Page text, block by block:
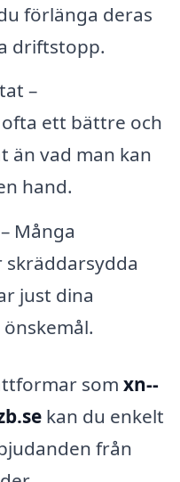
förlänga deras
driftstopp.
–
ett bättre och
än vad man kan
hand.
Många
just dina
som xn--
kan du enkelt
från